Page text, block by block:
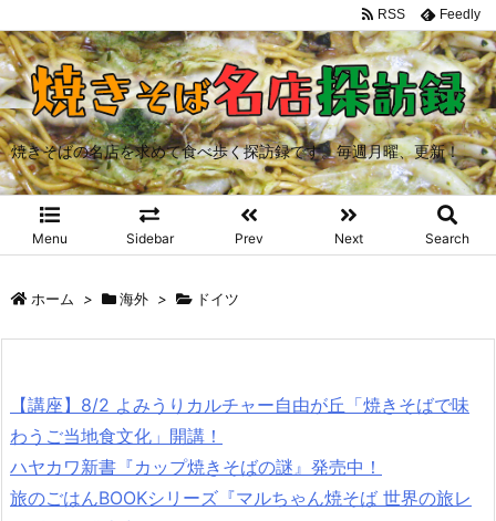
焼きそばの名店を求めて食べ歩く探訪録です。毎週月曜、更新！
Menu Sidebar Prev Next Search
RSS Feedly
ホーム > 海外 > ドイツ
【講座】8/2 よみうりカルチャー自由が丘「焼きそばで味
わうご当地食文化」開講！
ハヤカワ新書『カップ焼きそばの謎』発売中！
旅のごはんBOOKシリーズ『マルちゃん焼そば 世界の旅レ